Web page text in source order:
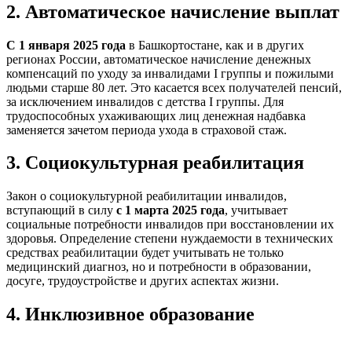
2. Автоматическое начисление выплат
С 1 января 2025 года в Башкортостане, как и в других
регионах России, автоматическое начисление денежных
компенсаций по уходу за инвалидами I группы и пожилыми
людьми старше 80 лет. Это касается всех получателей пенсий,
за исключением инвалидов с детства I группы. Для
трудоспособных ухаживающих лиц денежная надбавка
заменяется зачетом периода ухода в страховой стаж.
3. Социокультурная реабилитация
Закон о социокультурной реабилитации инвалидов,
вступающий в силу с 1 марта 2025 года, учитывает
социальные потребности инвалидов при восстановлении их
здоровья. Определение степени нуждаемости в технических
средствах реабилитации будет учитывать не только
медицинский диагноз, но и потребности в образовании,
досуге, трудоустройстве и других аспектах жизни.
4. Инклюзивное образование